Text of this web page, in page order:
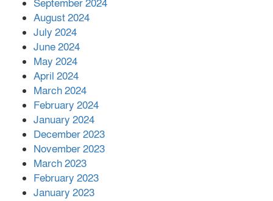
September 2024
August 2024
July 2024
June 2024
May 2024
April 2024
March 2024
February 2024
January 2024
December 2023
November 2023
March 2023
February 2023
January 2023